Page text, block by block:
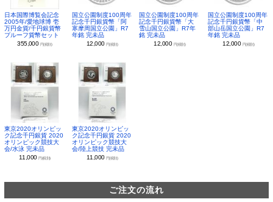
日本国際博覧会記念
2005年/愛地球博 壱
万円金貨/千円銀貨幣
プルーフ貨幣セット
355,000 円(税別)
国立公園制度100周年
記念千円銀貨幣「阿
寒摩周国立公園」R7
年銘 完未品
12,000 円(税別)
国立公園制度100周年
記念千円銀貨幣「大
雪山国立公園」R7年
銘 完未品
12,000 円(税別)
国立公園制度100周年
記念千円銀貨幣「中
部山岳国立公園」R7
年銘 完未品
12,000 円(税別)
東京2020オリンピッ
ク記念千円銀貨 2020
オリンピック競技大
会/水泳 完未品
11,000円(税別)
東京2020オリンピッ
ク記念千円銀貨 2020
オリンピック競技大
会/陸上競技 完未品
11,000 円(税別)
ご注文の流れ